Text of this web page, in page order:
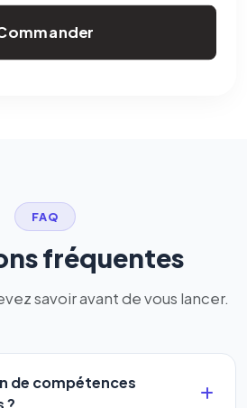
FAQ
fréquentes
savoir avant de vous lancer.
de compétences